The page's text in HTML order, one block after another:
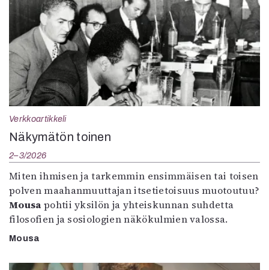
Verkkoartikkeli
Näkymätön toinen
2–3/2026
Miten ihmisen ja tarkemmin ensimmäisen tai toisen
polven maahanmuuttajan itsetietoisuus muotoutuu?
Mousa pohtii yksilön ja yhteiskunnan suhdetta
filosofien ja sosiologien näkökulmien valossa.
Mousa